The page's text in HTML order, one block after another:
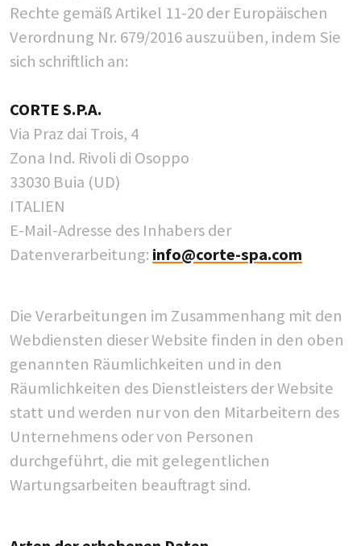
Rechte gemäß Artikel 11-20 der Europäischen
Verordnung Nr. 679/2016 auszuüben, indem Sie
sich schriftlich an:
CORTE S.P.A.
Via Praz dai Trois, 4
Zona Ind. Rivoli di Osoppo
33030 Buia (UD)
ITALIEN
E-Mail-Adresse des Inhabers der
Datenverarbeitung: info@corte-spa.com
Die Verarbeitungen im Zusammenhang mit den
Webdiensten dieser Website finden in den oben
genannten Räumlichkeiten und in den
Räumlichkeiten des Dienstleisters der Website
statt und werden nur von den Mitarbeitern des
Unternehmens oder von Personen
durchgeführt, die mit gelegentlichen
Wartungsarbeiten beauftragt sind.